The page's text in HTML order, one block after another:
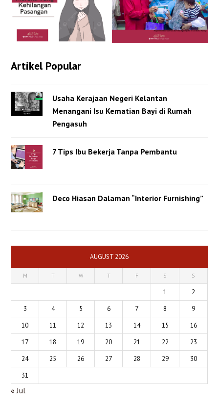
Artikel Popular
Usaha Kerajaan Negeri Kelantan
Menangani Isu Kematian Bayi di Rumah
Pengasuh
7 Tips Ibu Bekerja Tanpa Pembantu
Deco Hiasan Dalaman “Interior Furnishing”
AUGUST 2026
M T W T F S S
1
2
3
4 5 6 7 8
9
10
11 12 13 14 15
16
17
18 19 20 21 22
23
24
25 26 27 28 29
30
31
« Jul